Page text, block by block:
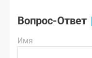
Вопрос-Ответ
Имя